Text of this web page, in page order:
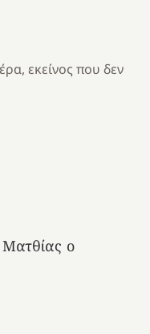
εκείνος που δεν
Ματθίας ο